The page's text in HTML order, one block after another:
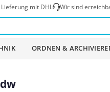
mit DHL Wir sind
ORDNEN &